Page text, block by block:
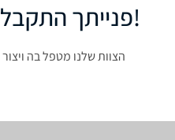
!פנייתך
הצוות שלנו מטפל בה